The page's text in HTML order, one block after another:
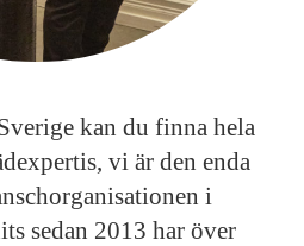
kan du finna hela
vi är den enda
i
sedan 2013 har över